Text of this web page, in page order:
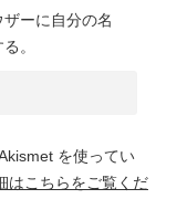
ーに自分の名
。
を使ってい
はこちらをご覧くだ